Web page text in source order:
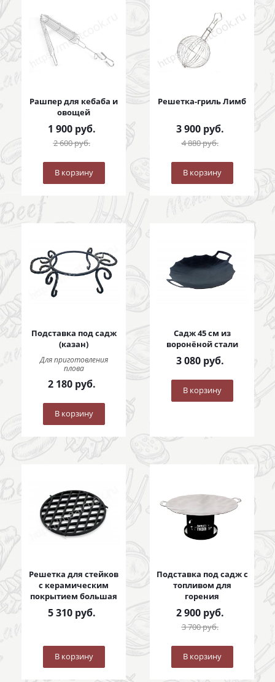
Рашпер для кебаба и
овощей
1 900руб.
2 600руб.
В корзину
Решетка-гриль Лимб
3 900руб.
4 880руб.
В корзину
Подставка под садж
(казан)
Для приготовления
плова
2 180руб.
В корзину
Садж 45 см из
воронёной стали
3 080руб.
В корзину
Решетка для стейков
с керамическим
покрытием большая
5 310руб.
В корзину
Подставка под садж с
топливом для
горения
2 900руб.
3 700руб.
В корзину